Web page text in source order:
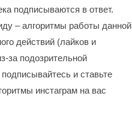
подписываются в ответ.
– алгоритмы работы данной
действий (лайков и
за подозрительной
и ставьте
инстаграм на вас